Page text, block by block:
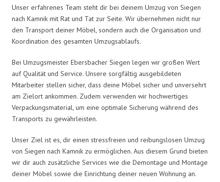
Unser erfahrenes Team steht dir bei deinem Umzug von Siegen
nach Kamnik mit Rat und Tat zur Seite. Wir übernehmen nicht nur
den Transport deiner Möbel, sondern auch die Organisation und
Koordination des gesamten Umzugsablaufs.
Bei Umzugsmeister Ebersbacher Siegen legen wir großen Wert
auf Qualität und Service. Unsere sorgfältig ausgebildeten
Mitarbeiter stellen sicher, dass deine Möbel sicher und unversehrt
am Zielort ankommen. Zudem verwenden wir hochwertiges
Verpackungsmaterial, um eine optimale Sicherung während des
Transports zu gewährleisten.
Unser Ziel ist es, dir einen stressfreien und reibungslosen Umzug
von Siegen nach Kamnik zu ermöglichen. Aus diesem Grund bieten
wir dir auch zusätzliche Services wie die Demontage und Montage
deiner Möbel sowie die Einrichtung deiner neuen Wohnung an.